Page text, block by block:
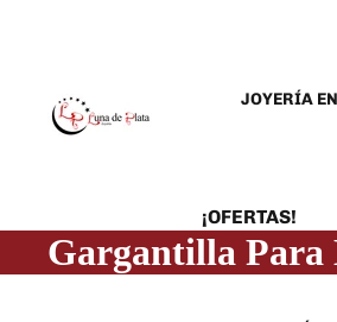
JOYERÍA
¡OFERTAS!
ANILLOS
Gargantilla Para